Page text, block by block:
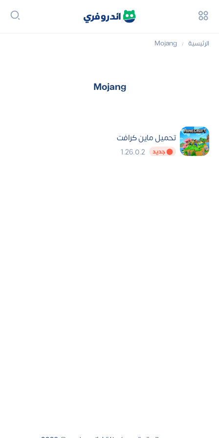
الرئيسية /
Mojang
Mojang
تحميل ماين كرافت
⬤ جديد